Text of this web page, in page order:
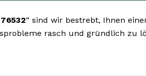
“ sind wir bestrebt, Ihnen
rasch und gründlich zu